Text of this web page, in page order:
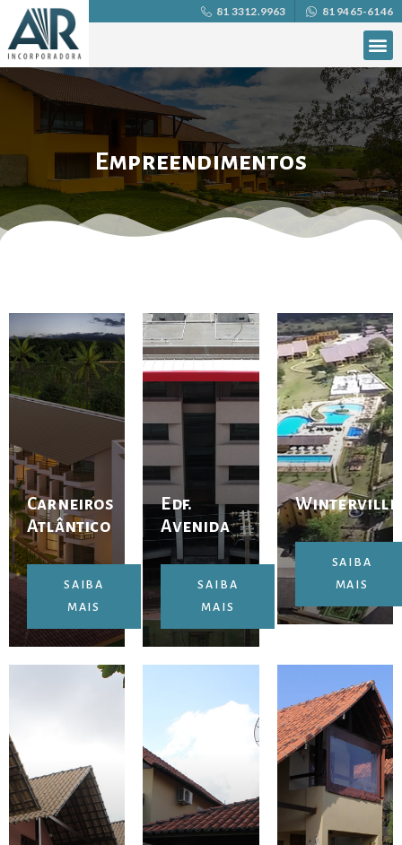
81 3312.9963 81 9465-6146
Empreendimentos
Carneiros
Atlântico
SAIBA
MAIS
Edf.
Avenida
SAIBA
MAIS
Winterville
SAIBA
MAIS